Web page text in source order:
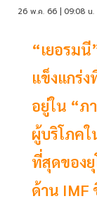
26 พ.ค. 66 | 09:08 น.
“เยอรม
แข็งแกร่
อยู่ใน “ภ
ผู้บริโภค
ที่สุดของ
ด้าน IMF